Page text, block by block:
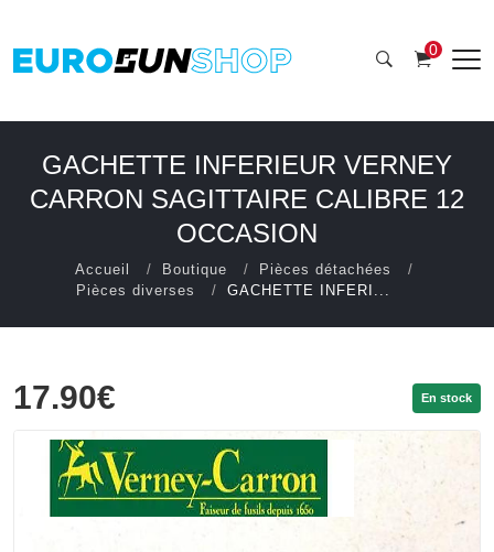
0
GACHETTE INFERIEUR VERNEY
CARRON SAGITTAIRE CALIBRE 12
OCCASION
Accueil Boutique
Pièces détachées
Pièces diverses
GACHETTE INFERI...
17.90€ En stock